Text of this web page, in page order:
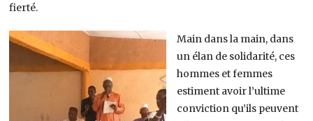
fierté.
Main dans la main, dans
un élan de solidarité, ces
hommes et femmes
estiment avoir l’ultime
conviction qu’ils peuvent